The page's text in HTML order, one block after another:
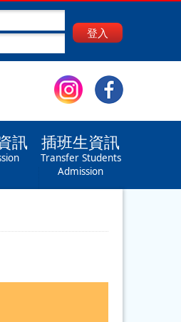
登入
訊 插班生資訊
Transfer Students
Admission